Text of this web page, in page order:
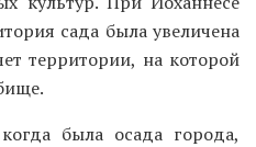
сада была увеличена
территории, на которой
была осада города,